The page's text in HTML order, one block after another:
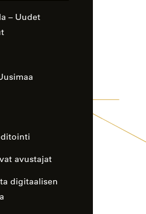
– Uudet
avustajat
digitaalisen